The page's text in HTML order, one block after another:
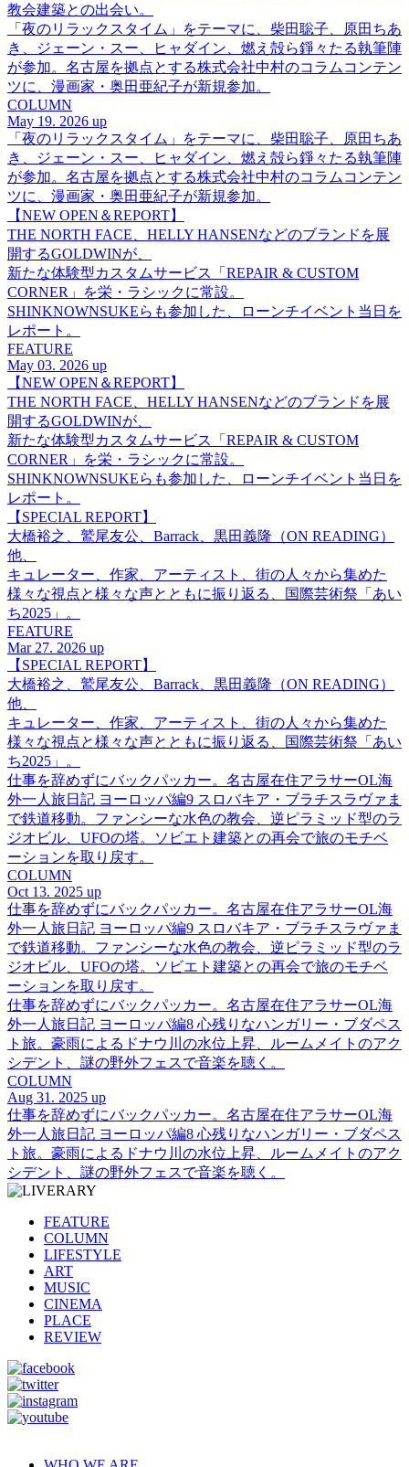
教会建築との出会い。
「夜のリラックスタイム」をテーマに、柴田聡子、原田ちあ
き、ジェーン・スー、ヒャダイン、燃え殻ら錚々たる執筆陣
が参加。名古屋を拠点とする株式会社中村のコラムコンテン
ツに、漫画家・奥田亜紀子が新規参加。
COLUMN
May 19. 2026 up
「夜のリラックスタイム」をテーマに、柴田聡子、原田ちあ
き、ジェーン・スー、ヒャダイン、燃え殻ら錚々たる執筆陣
が参加。名古屋を拠点とする株式会社中村のコラムコンテン
ツに、漫画家・奥田亜紀子が新規参加。
【NEW OPEN＆REPORT】
THE NORTH FACE、HELLY HANSENなどのブランドを展
開するGOLDWINが、
新たな体験型カスタムサービス「REPAIR & CUSTOM
CORNER」を栄・ラシックに常設。
SHINKNOWNSUKEらも参加した、ローンチイベント当日を
レポート。
FEATURE
May 03. 2026 up
【NEW OPEN＆REPORT】
THE NORTH FACE、HELLY HANSENなどのブランドを展
開するGOLDWINが、
新たな体験型カスタムサービス「REPAIR & CUSTOM
CORNER」を栄・ラシックに常設。
SHINKNOWNSUKEらも参加した、ローンチイベント当日を
レポート。
【SPECIAL REPORT】
大橋裕之、鷲尾友公、Barrack、黒田義隆（ON READING）
他、
キュレーター、作家、アーティスト、街の人々から集めた
様々な視点と様々な声とともに振り返る、国際芸術祭「あい
ち2025」。
FEATURE
Mar 27. 2026 up
【SPECIAL REPORT】
大橋裕之、鷲尾友公、Barrack、黒田義隆（ON READING）
他、
キュレーター、作家、アーティスト、街の人々から集めた
様々な視点と様々な声とともに振り返る、国際芸術祭「あい
ち2025」。
仕事を辞めずにバックパッカー。名古屋在住アラサーOL海
外一人旅日記 ヨーロッパ編9 スロバキア・ブラチスラヴァま
で鉄道移動。ファンシーな水色の教会、逆ピラミッド型のラ
ジオビル、UFOの塔。ソビエト建築との再会で旅のモチベ
ーションを取り戻す。
COLUMN
Oct 13. 2025 up
仕事を辞めずにバックパッカー。名古屋在住アラサーOL海
外一人旅日記 ヨーロッパ編9 スロバキア・ブラチスラヴァま
で鉄道移動。ファンシーな水色の教会、逆ピラミッド型のラ
ジオビル、UFOの塔。ソビエト建築との再会で旅のモチベ
ーションを取り戻す。
仕事を辞めずにバックパッカー。名古屋在住アラサーOL海
外一人旅日記 ヨーロッパ編8 心残りなハンガリー・ブダペス
ト旅。豪雨によるドナウ川の水位上昇、ルームメイトのアク
シデント、謎の野外フェスで音楽を聴く。
COLUMN
Aug 31. 2025 up
仕事を辞めずにバックパッカー。名古屋在住アラサーOL海
外一人旅日記 ヨーロッパ編8 心残りなハンガリー・ブダペス
ト旅。豪雨によるドナウ川の水位上昇、ルームメイトのアク
シデント、謎の野外フェスで音楽を聴く。
FEATURE
COLUMN
LIFESTYLE
ART
MUSIC
CINEMA
PLACE
REVIEW